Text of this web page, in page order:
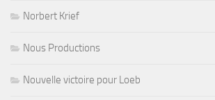
Norbert Krief
Nous Productions
Nouvelle victoire pour Loeb